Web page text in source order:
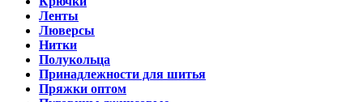
Ленты
Люверсы
Нитки
Полукольца
Принадлежности для шитья
Пряжки оптом